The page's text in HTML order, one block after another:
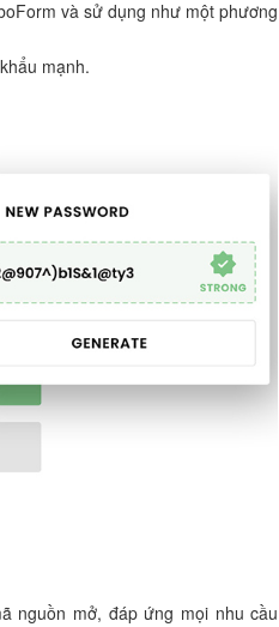
và sử dụng như một phương
mạnh.
nguồn mở, đáp ứng mọi nhu cầu